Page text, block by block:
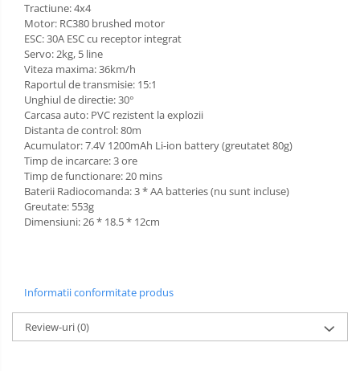
Tractiune: 4x4
Motor: RC380 brushed motor
ESC: 30A ESC cu receptor integrat
Servo: 2kg, 5 line
Viteza maxima: 36km/h
Raportul de transmisie: 15:1
Unghiul de directie: 30°
Carcasa auto: PVC rezistent la explozii
Distanta de control: 80m
Acumulator: 7.4V 1200mAh Li-ion battery (greutatet 80g)
Timp de incarcare: 3 ore
Timp de functionare: 20 mins
Baterii Radiocomanda: 3 * AA batteries (nu sunt incluse)
Greutate: 553g
Dimensiuni: 26 * 18.5 * 12cm
Informatii conformitate produs
Review-uri(0)